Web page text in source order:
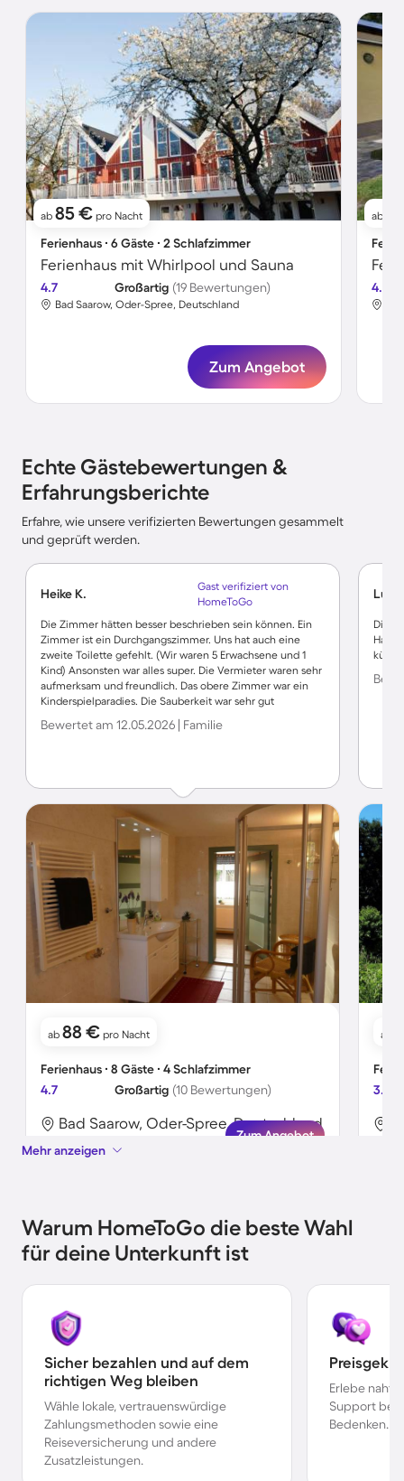
ab 85 € pro Nacht
Ferienhaus ∙ 6 Gäste ∙ 2 Schlafzimmer
Ferienhaus mit Whirlpool und Sauna
4.7 Großartig (19 Bewertungen)
Bad Saarow, Oder-Spree, Deutschland
Zum Angebot
ab
4.5
Echte Gästebewertungen &
Erfahrungsberichte
Erfahre, wie unsere verifizierten Bewertungen gesammelt
und geprüft werden.
Heike K.
Gast verifiziert von
HomeToGo
Die Zimmer hätten besser beschrieben sein können. Ein
Zimmer ist ein Durchgangszimmer. Uns hat auch eine
zweite Toilette gefehlt. (Wir waren 5 Erwachsene und 1
Kind) Ansonsten war alles super. Die Vermieter waren sehr
aufmerksam und freundlich. Das obere Zimmer war ein
Kinderspielparadies. Die Sauberkeit war sehr gut
Bewertet am 12.05.2026 | Familie
ab 88 € pro Nacht
Ferienhaus ∙ 8 Gäste ∙ 4 Schlafzimmer
4.7
Großartig (10 Bewertungen)
Bad Saarow, Oder-Spree, Deutschland
Zum Angebot
Die
Haus
kühl
ab
3.7
Mehr anzeigen
Warum HomeToGo die beste Wahl
für deine Unterkunft ist
Sicher bezahlen und auf dem
richtigen Weg bleiben
Wähle lokale, vertrauenswürdige
Zahlungsmethoden sowie eine
Reiseversicherung und andere
Zusatzleistungen.
Erlebe
Support bei
Bedenken.